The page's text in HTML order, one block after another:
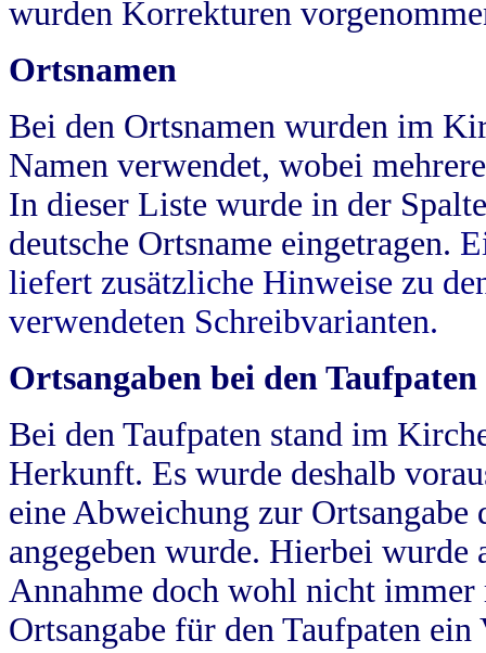
wurden Korrekturen
Ortsnamen
Bei den Ortsnamen wurden im
Namen verwendet, wobei
In dieser Liste wurde in der
deutsche Ortsname eingetragen.
liefert zusätzliche Hinweise zu
verwendeten Schreibvarianten.
Ortsangaben bei den Taufpaten
Bei den Taufpaten stand im
Herkunft. Es wurde deshalb
eine Abweichung zur
angegeben wurde. Hierbei wurde
Annahme doch wohl nicht
Ortsangabe für den Taufpaten